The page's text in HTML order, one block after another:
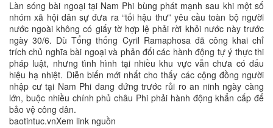
Làn sóng bài ngoại tại Nam Phi bùng phát mạnh sau khi một số
nhóm xã hội dân sự đưa ra “tối hậu thư” yêu cầu toàn bộ người
nước ngoài không có giấy tờ hợp lệ phải rời khỏi nước này trước
ngày 30/6. Dù Tổng thống Cyril Ramaphosa đã công khai chỉ
trích chủ nghĩa bài ngoại và phản đối các hành động tự ý thực thi
pháp luật, nhưng tình hình tại nhiều khu vực vẫn chưa có dấu
hiệu hạ nhiệt. Diễn biến mới nhất cho thấy các cộng đồng người
nhập cư tại Nam Phi đang đứng trước rủi ro an ninh ngày càng
lớn, buộc nhiều chính phủ châu Phi phải hành động khẩn cấp để
bảo vệ công dân.
baotintuc.vnXem link nguồn